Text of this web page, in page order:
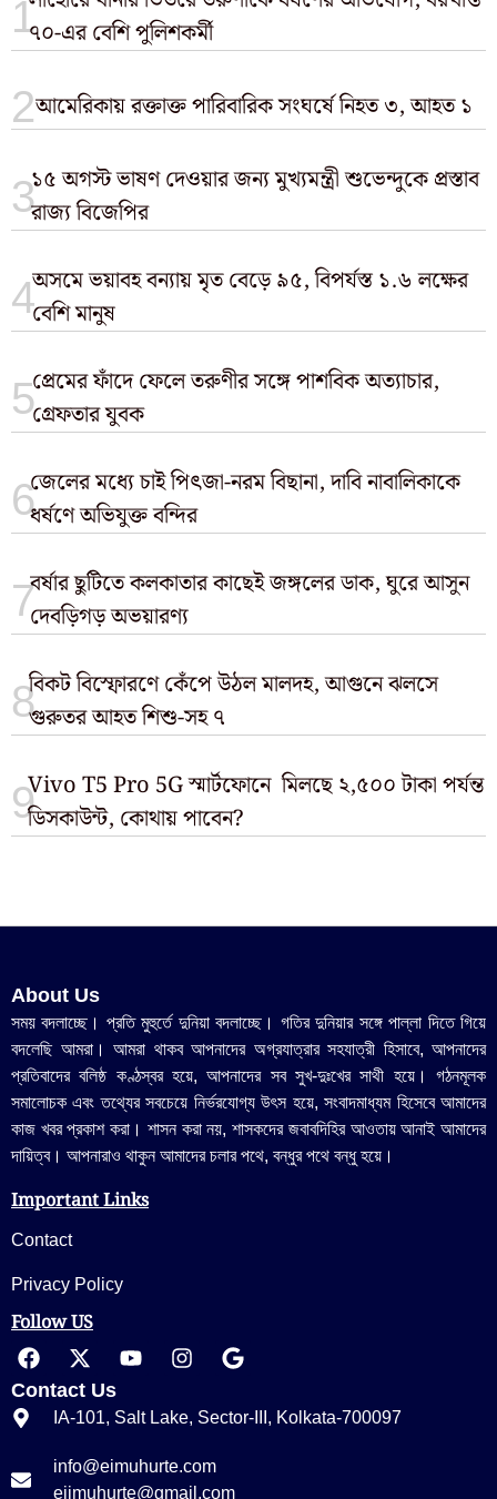
৭০-এর বেশি পুলিশকর্মী
আমেরিকায় রক্তাক্ত পারিবারিক সংঘর্ষে নিহত ৩, আহত ১
১৫ অগস্ট ভাষণ দেওয়ার জন্য মুখ্যমন্ত্রী শুভেন্দুকে প্রস্তাব
রাজ্য বিজেপির
অসমে ভয়াবহ বন্যায় মৃত বেড়ে ৯৫, বিপর্যস্ত ১.৬ লক্ষের
বেশি মানুষ
প্রেমের ফাঁদে ফেলে তরুণীর সঙ্গে পাশবিক অত্যাচার,
গ্রেফতার যুবক
জেলের মধ্যে চাই পিৎজা-নরম বিছানা, দাবি নাবালিকাকে
ধর্ষণে অভিযুক্ত বন্দির
বর্ষার ছুটিতে কলকাতার কাছেই জঙ্গলের ডাক, ঘুরে আসুন
দেবড়িগড় অভয়ারণ্য
বিকট বিস্ফোরণে কেঁপে উঠল মালদহ, আগুনে ঝলসে
গুরুতর আহত শিশু-সহ ৭
Vivo T5 Pro 5G স্মার্টফোনে মিলছে ২,৫০০ টাকা পর্যন্ত
ডিসকাউন্ট, কোথায় পাবেন?
About Us
সময় বদলাচ্ছে। প্রতি মুহুর্তে দুনিয়া বদলাচ্ছে। গতির দুনিয়ার সঙ্গে পাল্লা দিতে গিয়ে
বদলেছি আমরা। আমরা থাকব আপনাদের অগ্রযাত্রার সহযাত্রী হিসাবে, আপনাদের
প্রতিবাদের বলিষ্ঠ কণ্ঠস্বর হয়ে, আপনাদের সব সুখ-দুঃখের সাথী হয়ে। গঠনমূলক
সমালোচক এবং তথ্যের সবচেয়ে নির্ভরযোগ্য উ‍ৎস হয়ে, সংবাদমাধ্যম হিসেবে আমাদের
কাজ খবর প্রকাশ করা। শাসন করা নয়, শাসকদের জবাবদিহির আওতায় আনাই আমাদের
দায়িত্ব। আপনারাও থাকুন আমাদের চলার পথে, বন্ধুর পথে বন্ধু হয়ে।
Important Links
Contact
Privacy Policy
Follow US
Contact Us
IA-101, Salt Lake, Sector-III, Kolkata-700097
info@eimuhurte.com
eiimuhurte@gmail.com